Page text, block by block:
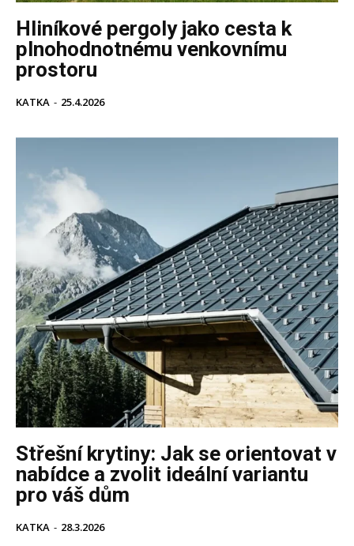
Hliníkové pergoly jako cesta k
plnohodnotnému venkovnímu
prostoru
KATKA - 25.4.2026
Střešní krytiny: Jak se orientovat v
nabídce a zvolit ideální variantu
pro váš dům
KATKA - 28.3.2026